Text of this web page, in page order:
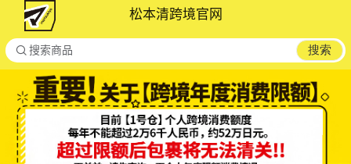
松本清跨境官网
 搜索商品 搜索